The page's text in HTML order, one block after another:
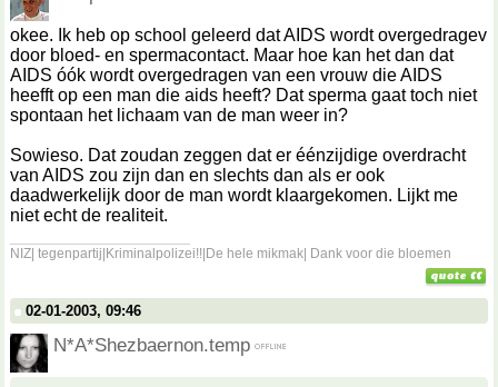
okee. Ik heb op school geleerd dat AIDS wordt overgedragev
door bloed- en spermacontact. Maar hoe kan het dan dat
AIDS óók wordt overgedragen van een vrouw die AIDS
heefft op een man die aids heeft? Dat sperma gaat toch niet
spontaan het lichaam van de man weer in?
Sowieso. Dat zoudan zeggen dat er éénzijdige overdracht
van AIDS zou zijn dan en slechts dan als er ook
daadwerkelijk door de man wordt klaargekomen. Lijkt me
niet echt de realiteit.
NIZ| tegenpartij|Kriminalpolizei!!|De hele mikmak| Dank voor die bloemen
02-01-2003, 09:46
N*A*Shezbaernon.temp